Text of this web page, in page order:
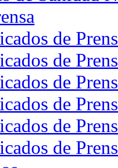
de
de
de
de
de
de